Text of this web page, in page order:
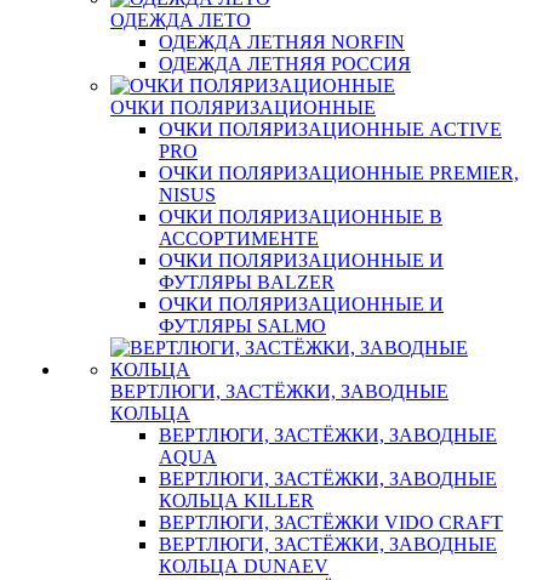
ОДЕЖДА ЛЕТО
ОДЕЖДА ЛЕТНЯЯ NORFIN
ОДЕЖДА ЛЕТНЯЯ РОССИЯ
ОЧКИ ПОЛЯРИЗАЦИОННЫЕ
ОЧКИ ПОЛЯРИЗАЦИОННЫЕ ACTIVE
PRO
ОЧКИ ПОЛЯРИЗАЦИОННЫЕ PREMIER,
NISUS
ОЧКИ ПОЛЯРИЗАЦИОННЫЕ В
АССОРТИМЕНТЕ
ОЧКИ ПОЛЯРИЗАЦИОННЫЕ И
ФУТЛЯРЫ BALZER
ОЧКИ ПОЛЯРИЗАЦИОННЫЕ И
ФУТЛЯРЫ SALMO
ВЕРТЛЮГИ, ЗАСТЁЖКИ, ЗАВОДНЫЕ
КОЛЬЦА
ВЕРТЛЮГИ, ЗАСТЁЖКИ, ЗАВОДНЫЕ
AQUA
ВЕРТЛЮГИ, ЗАСТЁЖКИ, ЗАВОДНЫЕ
КОЛЬЦА KILLER
ВЕРТЛЮГИ, ЗАСТЁЖКИ VIDO CRAFT
ВЕРТЛЮГИ, ЗАСТЁЖКИ, ЗАВОДНЫЕ
КОЛЬЦА DUNAEV